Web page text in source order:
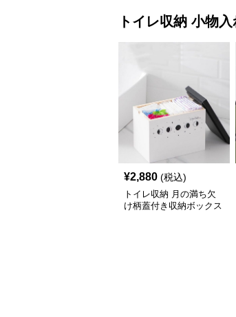
トイレ収納 小物入
¥2,880 (税込)
トイレ収納 月の満ち欠
け柄蓋付き収納ボックス